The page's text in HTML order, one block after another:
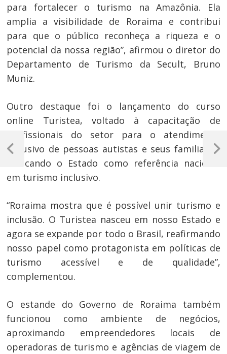
para fortalecer o turismo na Amazônia. Ela
amplia a visibilidade de Roraima e contribui
para que o público reconheça a riqueza e o
potencial da nossa região”, afirmou o diretor do
Departamento de Turismo da Secult, Bruno
Muniz.
Outro destaque foi o lançamento do curso
online Turistea, voltado à capacitação de
profissionais do setor para o atendimento
inclusivo de pessoas autistas e seus familiares,
colocando o Estado como referência nacional
em turismo inclusivo.
“Roraima mostra que é possível unir turismo e
inclusão. O Turistea nasceu em nosso Estado e
agora se expande por todo o Brasil, reafirmando
nosso papel como protagonista em políticas de
turismo acessível e de qualidade”,
complementou.
O estande do Governo de Roraima também
funcionou como ambiente de negócios,
aproximando empreendedores locais de
operadoras de turismo e agências de viagem de
Navegação
de
Post
Previous
Next
Post